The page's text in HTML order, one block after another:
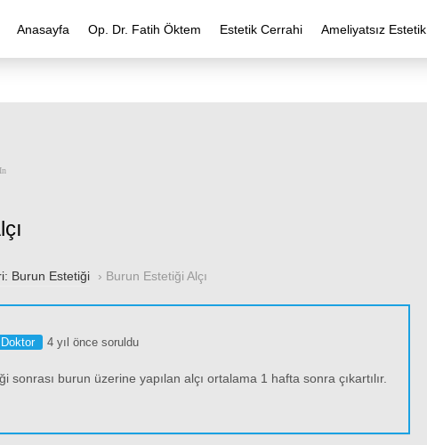
Anasayfa Op. Dr. Fatih Öktem Estetik Cerrahi Ameliyatsız Estetik
Burun Estetiği › Burun Estetiği Alçı
Doktor 4 yıl önce soruldu
sonrası burun üzerine yapılan alçı ortalama 1 hafta sonra çıkartılır.